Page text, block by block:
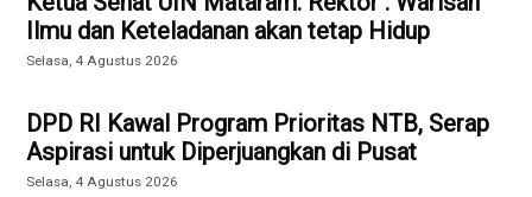
Ilmu dan Keteladanan akan tetap Hidup
Selasa, 4 Agustus 2026
DPD RI Kawal Program Prioritas NTB, Serap
Aspirasi untuk Diperjuangkan di Pusat
Selasa, 4 Agustus 2026